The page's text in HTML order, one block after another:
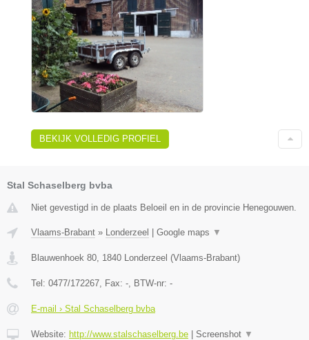
BEKIJK VOLLEDIG PROFIEL
Stal Schaselberg bvba
Niet gevestigd in de plaats Beloeil en in de provincie Henegouwen.
Vlaams-Brabant » Londerzeel | Google maps ▼
Blauwenhoek 80 1840 Londerzeel (Vlaams-Brabant)
Tel: 0477/172267 , Fax: - , BTW-nr: -
E-mail › Stal Schaselberg bvba
Website: http://www.stalschaselberg.be | Screenshot ▼